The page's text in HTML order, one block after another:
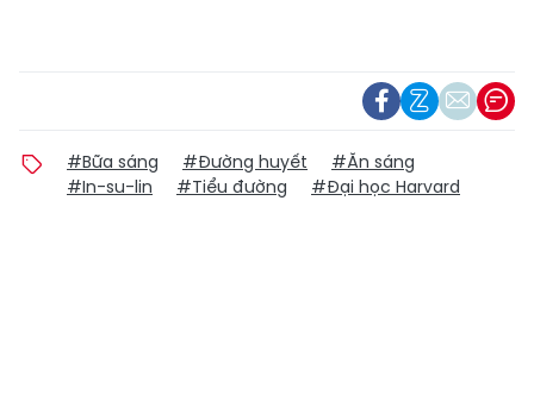
#Bữa sáng #Đường huyết
#Ăn sáng
#In-su-lin
#Tiểu đường #Đại học Harvard